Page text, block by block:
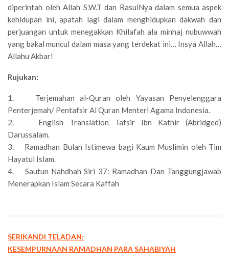
diperintah oleh Allah S.W.T dan RasulNya dalam semua aspek
kehidupan ini, apatah lagi dalam menghidupkan dakwah dan
perjuangan untuk menegakkan Khilafah ala minhaj nubuwwah
yang bakal muncul dalam masa yang terdekat ini… Insya Allah…
Allahu Akbar!
Rujukan:
1. Terjemahan al-Quran oleh Yayasan Penyelenggara
Penterjemah/ Pentafsir Al Quran Menteri Agama Indonesia.
2. English Translation Tafsir Ibn Kathir (Abridged)
Darussalam.
3. Ramadhan Bulan Istimewa bagi Kaum Muslimin oleh Tim
Hayatul Islam.
4. Sautun Nahdhah Siri 37: Ramadhan Dan Tanggungjawab
Menerapkan Islam Secara Kaffah
SERIKANDI TELADAN:
KESEMPURNAAN RAMADHAN PARA SAHABIYAH